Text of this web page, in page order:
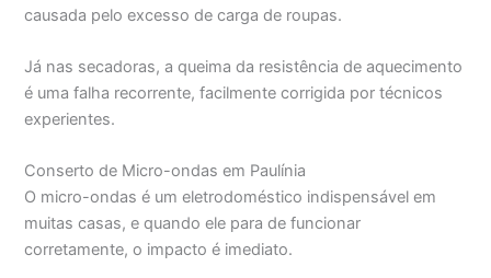
causada pelo excesso de carga de roupas.
Já nas secadoras, a queima da resistência de aquecimento
é uma falha recorrente, facilmente corrigida por técnicos
experientes.
Conserto de Micro-ondas em Paulínia
O micro-ondas é um eletrodoméstico indispensável em
muitas casas, e quando ele para de funcionar
corretamente, o impacto é imediato.